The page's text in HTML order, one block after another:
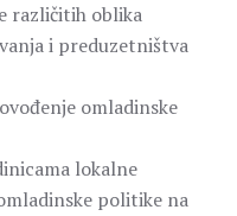
različitih oblika
i preduzetništva
omladinske
lokalne
politike na